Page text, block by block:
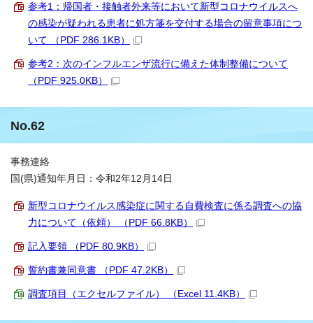
参考1：帰国者・接触者外来等において新型コロナウイルスへ
の感染が疑われる患者に処方箋を交付する場合の留意事項につ
いて （PDF 286.1KB）
参考2：次のインフルエンザ流行に備えた体制整備について
（PDF 925.0KB）
No.62
事務連絡
国(県)通知年月日：令和2年12月14日
新型コロナウイルス感染症に関する自費検査に係る調査への協
力について（依頼） （PDF 66.8KB）
記入要領 （PDF 80.9KB）
誓約書兼同意書 （PDF 47.2KB）
調査項目（エクセルファイル） （Excel 11.4KB）